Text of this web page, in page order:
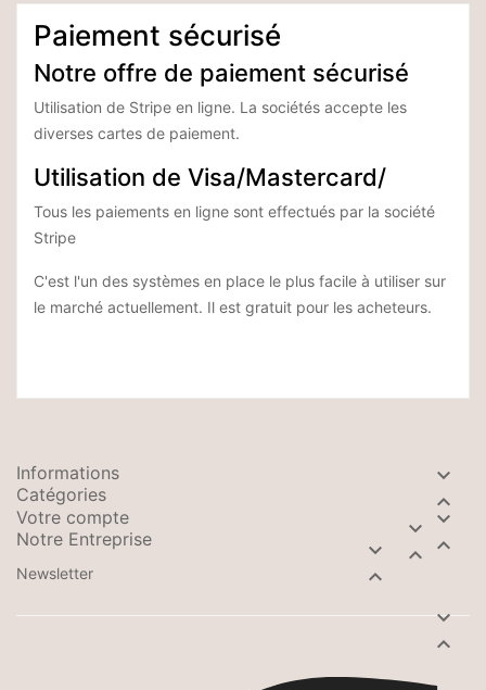
Paiement sécurisé
Notre offre de paiement sécurisé
Utilisation de Stripe en ligne. La sociétés accepte les
diverses cartes de paiement.
Utilisation de Visa/Mastercard/
Tous les paiements en ligne sont effectués par la société
Stripe
C'est l'un des systèmes en place le plus facile à utiliser sur
le marché actuellement. Il est gratuit pour les acheteurs.
Informations


Catégories


Votre compte


Notre Entreprise


Newsletter

